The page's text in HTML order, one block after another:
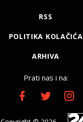
RSS
POLITIKA KOLAČIĆA
ARHIVA
Prati nas i na: